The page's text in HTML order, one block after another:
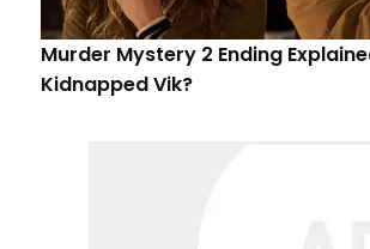
Murder Mystery 2 Ending
Kidnapped Vik?